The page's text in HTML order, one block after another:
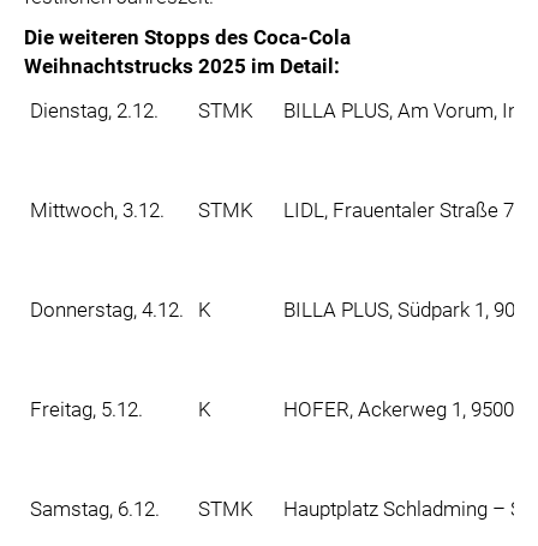
Die weiteren Stopps des Coca-Cola
Weihnachtstrucks 2025 im Detail:
Dienstag, 2.12.
STMK BILLA PLUS, Am Vorum,
Mittwoch, 3.12. STMK LIDL, Frauentaler Straße
Donnerstag, 4.12. K BILLA PLUS, Südpark 1,
Freitag, 5.12. K HOFER, Ackerweg 1, 9500
Samstag, 6.12. STMK Hauptplatz Schladming –